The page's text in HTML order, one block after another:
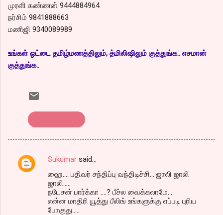
முரளி கண்ணன் 9444884964
நர்சிம் 9841888663
மணிஜி 9340089989
உங்கள் ஓட்டை தமிழ்மணத்திலும், த்மிலிஷிலும் குத்துங்க.. எசமான்
குத்துங்க..
C
Sukumar said…
ஹை.... பதிவர் சந்திப்பு வந்திடிச்சி... ஜாலி ஜாலி
ஜாலி.....
நடேசன் பார்க்கா ....? பீச்ல வைக்கலாமே....
என்ன மாதிரி யூத்து பீலிங் உங்களுக்கு எப்படி புரிய
போகுது.....